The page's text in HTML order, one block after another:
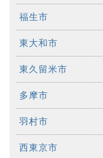
福生市
東大和市
東久留米市
多摩市
羽村市
西東京市